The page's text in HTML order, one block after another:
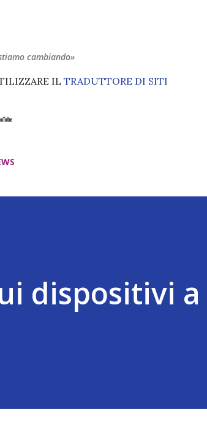
cambiando»
IL TRADUTTORE DI SITI
dispositivi a